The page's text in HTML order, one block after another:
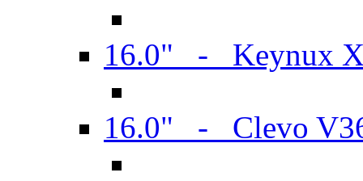
16.0" - Keynux
16.0" - Clevo